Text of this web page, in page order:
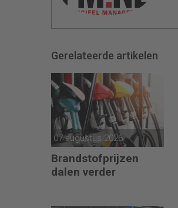
Gerelateerde artikelen
07 augustus 2026
Brandstofprijzen
dalen verder